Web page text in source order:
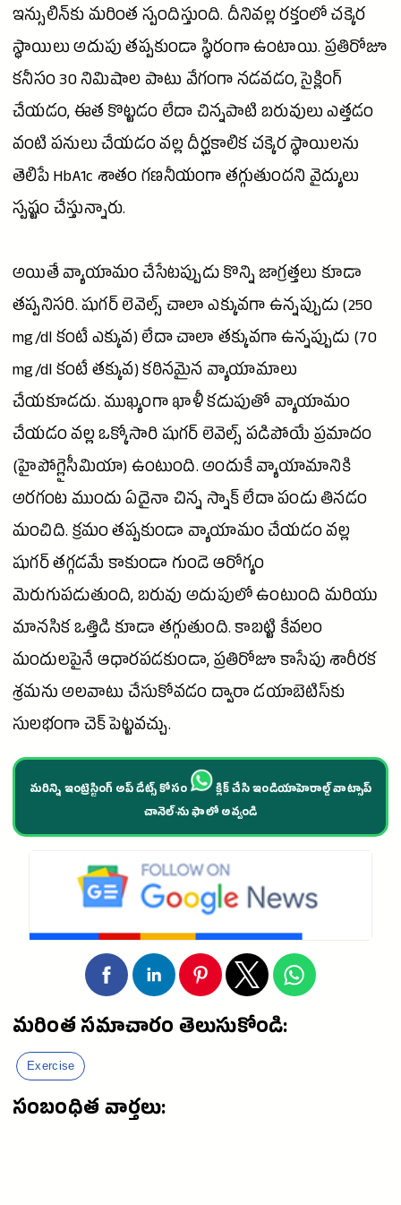
ఇన్సులిన్‌కు మరింత స్పందిస్తుంది. దీనివల్ల రక్తంలో చక్కెర
స్థాయిలు అదుపు తప్పకుండా స్థిరంగా ఉంటాయి. ప్రతిరోజూ
కనీసం 30 నిమిషాల పాటు వేగంగా నడవడం, సైక్లింగ్
చేయడం, ఈత కొట్టడం లేదా చిన్నపాటి బరువులు ఎత్తడం
వంటి పనులు చేయడం వల్ల దీర్ఘకాలిక చక్కెర స్థాయిలను
తెలిపే HbA1c శాతం గణనీయంగా తగ్గుతుందని వైద్యులు
స్పష్టం చేస్తున్నారు.
అయితే వ్యాయామం చేసేటప్పుడు కొన్ని జాగ్రత్తలు కూడా
తప్పనిసరి. షుగర్లెవెల్స్ చాలా ఎక్కువగా ఉన్నప్పుడు (250
mg/dl కంటే ఎక్కువ) లేదా చాలా తక్కువగా ఉన్నప్పుడు (70
mg/dl కంటే తక్కువ) కఠినమైన వ్యాయామాలు
చేయకూడదు. ముఖ్యంగా ఖాళీ కడుపుతో వ్యాయామం
చేయడం వల్ల ఒక్కోసారి షుగర్ లెవెల్స్ పడిపోయే ప్రమాదం
(హైపోగ్లైసీమియా) ఉంటుంది. అందుకే వ్యాయామానికి
అరగంట ముందు ఏదైనా చిన్న స్నాక్ లేదా పండు తినడం
మంచిది. క్రమం తప్పకుండా వ్యాయామం చేయడం వల్ల
షుగర్తగ్గడమే కాకుండా గుండెఆరోగ్యం
మెరుగుపడుతుంది, బరువు అదుపులో ఉంటుంది మరియు
మానసిక ఒత్తిడి కూడా తగ్గుతుంది. కాబట్టి కేవలం
మందులపైనే ఆధారపడకుండా, ప్రతిరోజూ కాసేపు శారీరక
శ్రమను అలవాటు చేసుకోవడం ద్వారా డయాబెటిస్‌కు
సులభంగాచెక్పెట్టవచ్చు.
మరిన్ని ఇంట్రెస్టింగ్ అప్ డేట్స్ కోసం
క్లిక్ చేసి ఇండియాహెరాల్డ్ వాట్సాప్
చానెల్·ను ఫాలో అవ్వండి
మరింత సమాచారం తెలుసుకోండి:
Exercise
సంబంధిత వార్తలు: